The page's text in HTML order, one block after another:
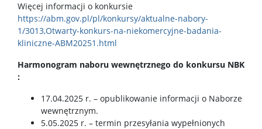
Więcej informacji o konkursie
https://abm.gov.pl/pl/konkursy/aktualne-nabory-
1/3013,Otwarty-konkurs-na-niekomercyjne-badania-
kliniczne-ABM20251.html
Harmonogram naboru wewnętrznego do konkursu NBK
:
17.04.2025 r. – opublikowanie informacji o Naborze
wewnętrznym.
5.05.2025 r. – termin przesyłania wypełnionych